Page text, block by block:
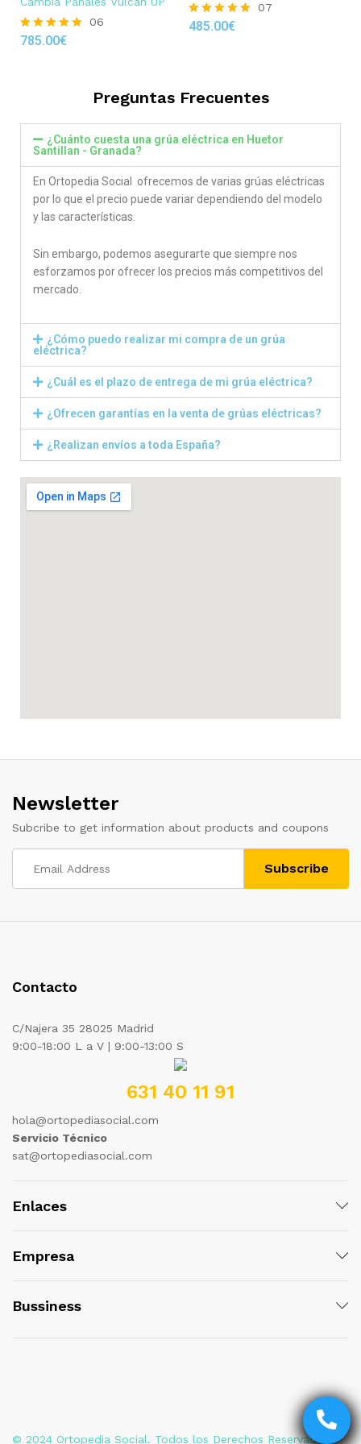
Rated
06
785.00€
Rated
07
485.00€
Preguntas Frecuentes
¿Cuánto cuesta una grúa eléctrica en Huetor
Santillan - Granada?
En Ortopedia Social ofrecemos de varias grúas eléctricas
por lo que el precio puede variar dependiendo del modelo
y las características.
Sin embargo, podemos asegurarte que siempre nos
esforzamos por ofrecer los precios más competitivos del
mercado.
¿Cómo puedo realizar mi compra de un grúa
eléctrica?
¿Cuál es el plazo de entrega de mi grúa eléctrica?
¿Ofrecen garantías en la venta de grúas eléctricas?
¿Realizan envíos a toda España?
Newsletter
Subcribe to get information about products and coupons
Contacto
C/Najera 35 28025 Madrid
9:00-18:00 L a V | 9:00-13:00 S
631 40 11 91
hola@ortopediasocial.com
Servicio Técnico
sat@ortopediasocial.com
Enlaces
Empresa
Bussiness
© 2024 Ortopedia Social. Todos los Derechos Reservados